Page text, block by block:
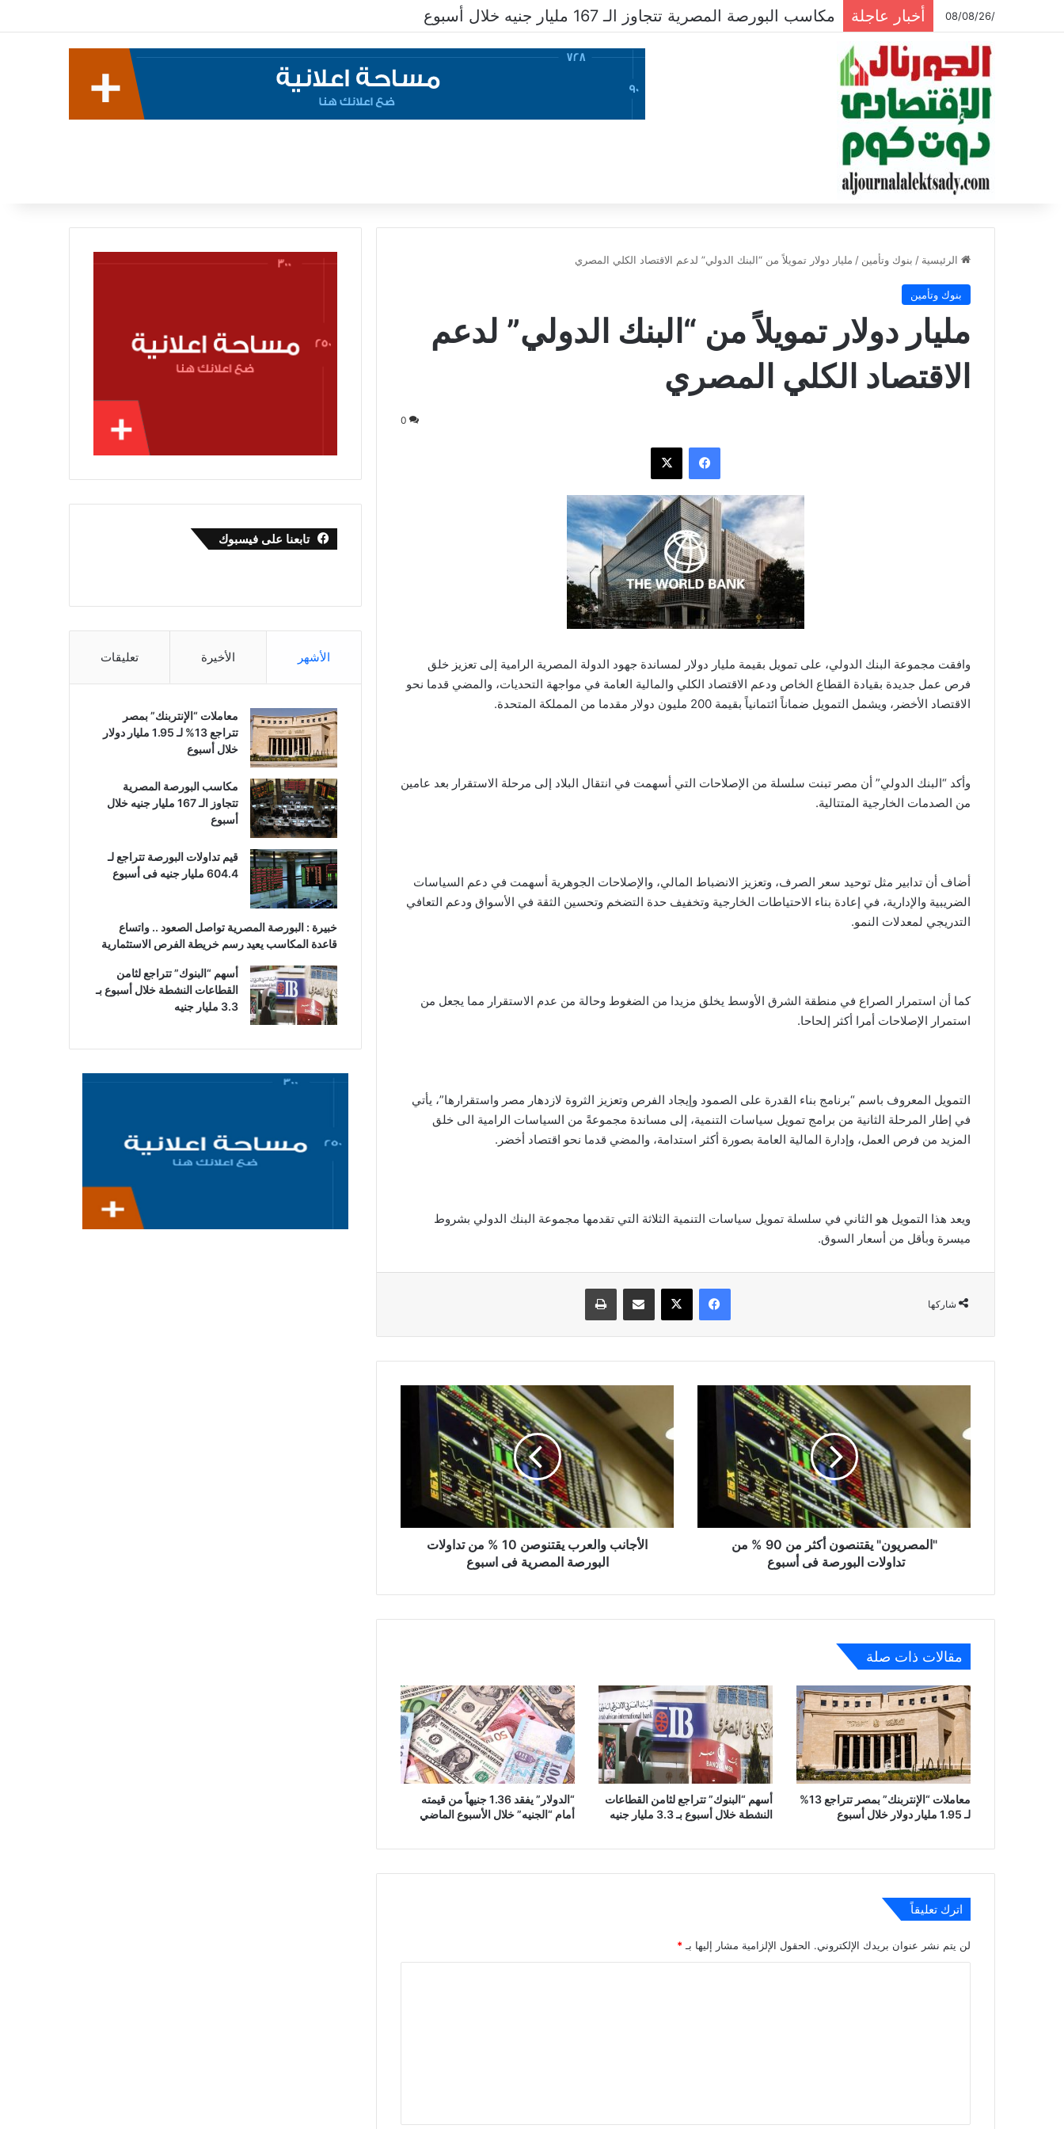
/08/08/26 أخبار عاجلة مكاسب البورصة المصرية تتجاوز الـ 167 مليار جنيه خلال أسبوع
الرئيسية / بنوك وتأمين / مليار دولار تمويلاً من “البنك الدولي” لدعم الاقتصاد الكلي المصري
بنوك وتأمين
مليار دولار تمويلاً من “البنك الدولي” لدعم
الاقتصاد الكلي المصري
0
فيسبوك ‫X
وافقت مجموعة البنك الدولي، على تمويل بقيمة مليار دولار لمساندة جهود الدولة المصرية الرامية إلى تعزيز خلق
فرص عمل جديدة بقيادة القطاع الخاص ودعم الاقتصاد الكلي والمالية العامة في مواجهة التحديات، والمضي قدما نحو
الاقتصاد الأخضر، ويشمل التمويل ضماناً ائتمانياً بقيمة 200 مليون دولار مقدما من المملكة المتحدة.
وأكد “البنك الدولي” أن مصر تبنت سلسلة من الإصلاحات التي أسهمت في انتقال البلاد إلى مرحلة الاستقرار بعد عامين
من الصدمات الخارجية المتتالية.
أضاف أن تدابير مثل توحيد سعر الصرف، وتعزيز الانضباط المالي، والإصلاحات الجوهرية أسهمت في دعم السياسات
الضريبية والإدارية، في إعادة بناء الاحتياطات الخارجية وتخفيف حدة التضخم وتحسين الثقة في الأسواق ودعم التعافي
التدريجي لمعدلات النمو.
كما أن استمرار الصراع في منطقة الشرق الأوسط يخلق مزيدا من الضغوط وحالة من عدم الاستقرار مما يجعل من
استمرار الإصلاحات أمرا أكثر إلحاحا.
التمويل المعروف باسم “برنامج بناء القدرة على الصمود وإيجاد الفرص وتعزيز الثروة لازدهار مصر واستقرارها”، يأتي
في إطار المرحلة الثانية من برامج تمويل سياسات التنمية، إلى مساندة مجموعةً من السياسات الرامية الى خلق
المزيد من فرص العمل، وإدارة المالية العامة بصورة أكثر استدامة، والمضي قدما نحو اقتصاد أخضر.
ويعد هذا التمويل هو الثاني في سلسلة تمويل سياسات التنمية الثلاثة التي تقدمها مجموعة البنك الدولي بشروط
ميسرة وبأقل من أسعار السوق.
شاركها
فيسبوك ‫X مشاركة عبر البريد طباعة
أكثر
من
90
%
من
تداولات
البورصة
"المصريون" يقتنصون أكثر من 90 % من
تداولات البورصة فى أسبوع
يقتنوصن
10
%
من
تداولات
البورصة
المصرية
الأجانب والعرب يقتنوصن 10 % من تداولات
البورصة المصرية فى اسبوع
مقالات ذات صلة
معاملات “الإنتربنك” بمصر تتراجع 13%
لـ 1.95 مليار دولار خلال أسبوع
أسهم “البنوك” تتراجع لثامن القطاعات
النشطة خلال أسبوع بـ 3.3 مليار جنيه
“الدولار” يفقد 1.36 جنيهاً من قيمته
أمام “الجنيه” خلال الأسبوع الماضي
اترك تعليقاً
لن يتم نشر عنوان بريدك الإلكتروني. الحقول الإلزامية مشار إليها بـ *
تابعنا على فيسبوك
الأشهر الأخيرة تعليقات
معاملات “الإنتربنك” بمصر
تتراجع 13% لـ 1.95 مليار دولار
خلال أسبوع
مكاسب البورصة المصرية
تتجاوز الـ 167 مليار جنيه خلال
أسبوع
قيم تداولات البورصة تتراجع لـ
604.4 مليار جنيه فى أسبوع
خبيرة : البورصة المصرية تواصل الصعود .. واتساع
قاعدة المكاسب يعيد رسم خريطة الفرص الاستثمارية
أسهم “البنوك” تتراجع لثامن
القطاعات النشطة خلال أسبوع بـ
3.3 مليار جنيه